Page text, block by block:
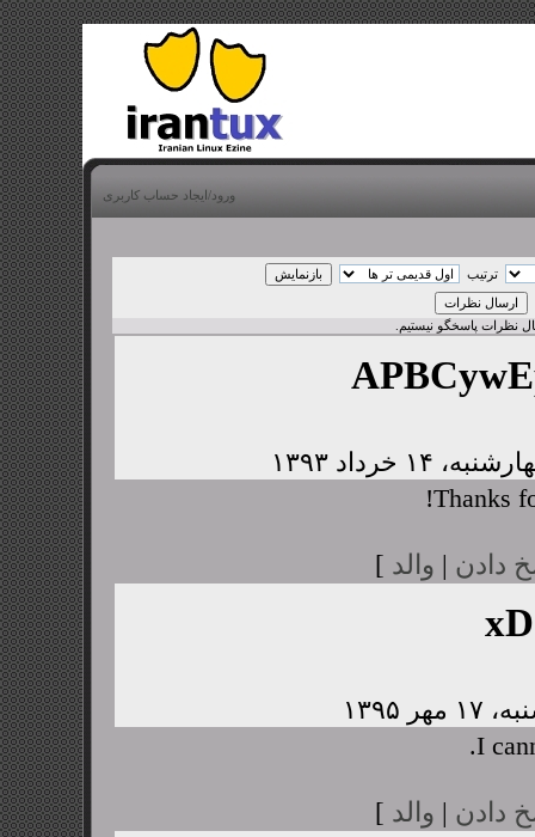
ورود/ایجاد حساب کاربری
ترتیب
نظرات پاسخگو نیستیم.
Thanks
دادن | والد ]
I
دادن | والد ]